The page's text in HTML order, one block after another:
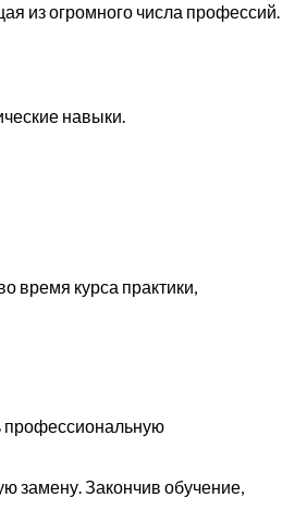
из огромного числа профессий.
навыки.
время курса практики,
профессиональную
замену. Закончив обучение,